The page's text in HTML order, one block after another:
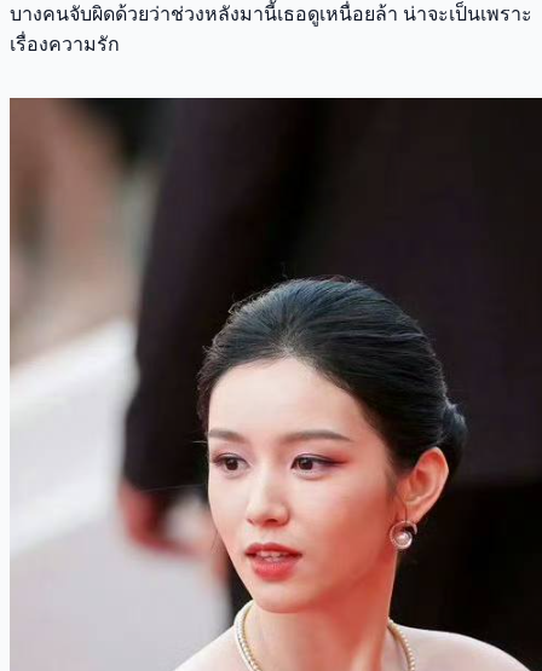
บางคนจับผิดด้วยว่าช่วงหลังมานี้เธอดูเหนื่อยล้า น่าจะเป็นเพราะ
เรื่องความรัก